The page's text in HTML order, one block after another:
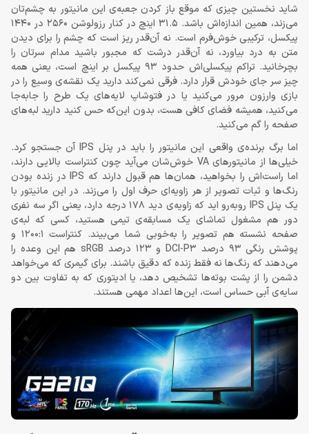
شاید نخستین چیزی که موقع باز کردن جعبه‌ی این مانیتور به چشم‌تان
می‌زند، همین اندازه‌اش باشد. 31.5 اینچ در کنار رزولوشن 2560 در 1440
پیکسل، ترکیبی خوش‌فرم است. نه آن‌قدر ریز است که چشم را برای دیدن
متن به درد بیاورد، نه آن‌قدر درشت که مجبور باشید مدام سرتان را
بچرخانید. تراکم پیکسلی‌اش حدود 93 پیکسل بر اینچ است، یعنی همه
چیز سر جای خودش قرار دارد. فرقی نمی‌کند دارید یک نقشه‌ی وسیع را در
بازی وارزون مرور می‌کنید یا در فتوشاپ لایه‌های یک طرح را جابه‌جا
می‌کنید، همیشه فضای کافی هست، بدون این‌که حس کنید دارید لبه‌های
صفحه را گم می‌کنید.
اما برگ برنده‌ی واقعی این مانیتور را باید در پنل IPS آن جستجو کرد.
خیلی‌ها از مانیتورهای VA خوش‌شان می‌آید چون کنتراست بالایی دارند،
اما راست‌اش را بخواهید، همان‌ها هم قبول دارند که IPS در زنده بودن
رنگ‌ها و ثبات تصویر از هر زاویه‌ای حرف اول را می‌زند. در این مانیتور با
یک پنل IPS روبه‌رو اید که زاویه‌ی دید 178 درجه دارد، یعنی اگر سه نفری
دور هم مشغول تماشای یک مسابقه‌ی تیمی هستید، کسی که لبه‌ی
صفحه نشسته هم تصویر را به‌خوبی شما می‌بیند. کنتراست 1200:1 و
پوشش رنگی 93 درصد DCI-P3 و 123 درصد sRGB هم این وعده را
می‌دهند که رنگ‌ها نه فقط زنده که دقیق باشند. برای گیمری که می‌خواهد
دشمن را از پشت بوته‌ها تشخیص دهد، یا ادیتوری که به تفاوت بین دو
سایه‌ی آبی حساس است، این‌ها اعداد مهمی هستند.